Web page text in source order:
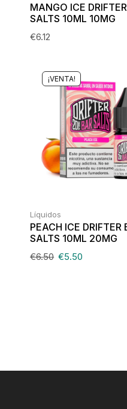
MANGO ICE
SALTS 10ML 10MG
€6.12
¡VENTA!
Líquidos
PEACH ICE DRIFTER
SALTS 10ML 20MG
€6.50 €5.50